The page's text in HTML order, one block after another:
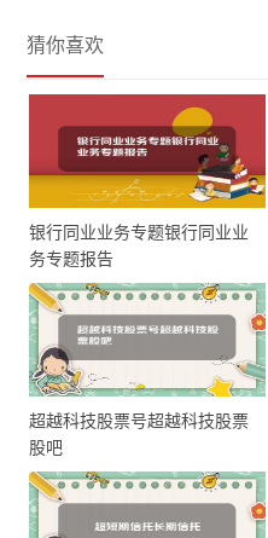
猜你喜欢
银行同业业务专题银行同业业
务专题报告
超越科技股票号超越科技股票
股吧